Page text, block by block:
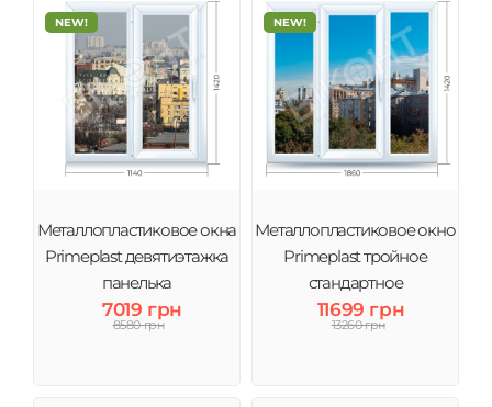
NEW!
Металлопластиковое окна
Primeplast девятиэтажка
панелька
7019 грн
8580 грн
NEW!
Металлопластиковое окно
Primeplast тройное
стандартное
11699 грн
13260 грн